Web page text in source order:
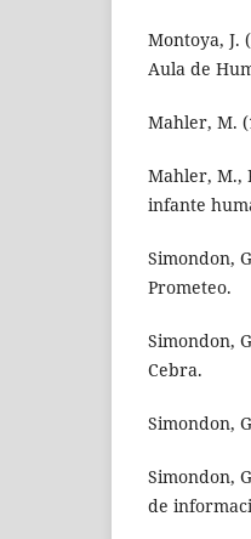
Montoya, J.
Aula de
Mahler, M.
Mahler, M.,
infante
Simondon,
Prometeo.
Simondon,
Cebra.
Simondon,
Simondon,
de